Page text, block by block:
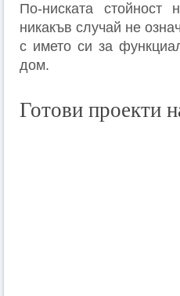
По-ниската стойност
никакъв случай не
с името си за
дом.
Готови проекти